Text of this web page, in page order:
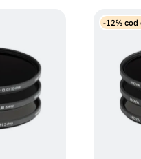
-12% cod